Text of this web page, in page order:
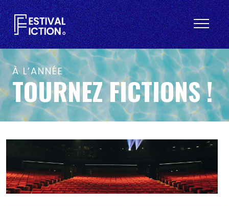
À L’ANNÉE
TOURNEZ FICTIONS !